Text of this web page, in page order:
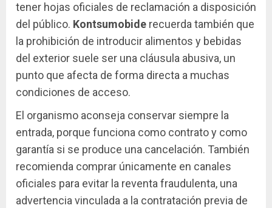
tener hojas oficiales de reclamación a disposición
del público. Kontsumobide recuerda también que
la prohibición de introducir alimentos y bebidas
del exterior suele ser una cláusula abusiva, un
punto que afecta de forma directa a muchas
condiciones de acceso.
El organismo aconseja conservar siempre la
entrada, porque funciona como contrato y como
garantía si se produce una cancelación. También
recomienda comprar únicamente en canales
oficiales para evitar la reventa fraudulenta, una
advertencia vinculada a la contratación previa de